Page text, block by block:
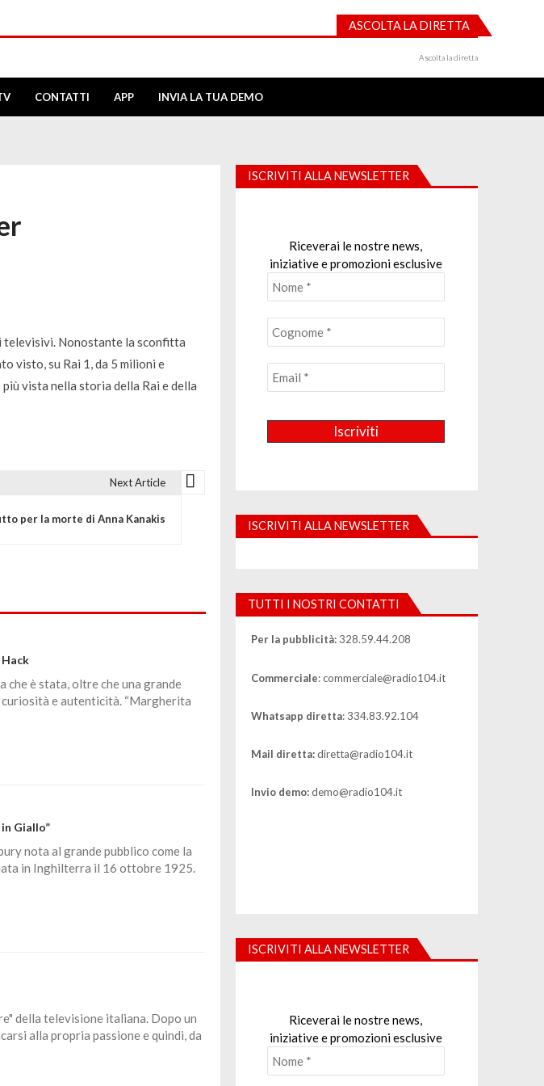
ASCOLTA LA DIRETTA
Ascolta la diretta
CONTATTI APP INVIA LA TUA DEMO
televisivi. Nonostante la sconfitta
visto, su Rai 1, da 5 milioni e
vista nella storia della Rai e della
Next Article
per la morte di Anna Kanakis
che è stata, oltre che una grande
e autenticità. “Margherita
Giallo”
nota al grande pubblico come la
in Inghilterra il 16 ottobre 1925.
della televisione italiana. Dopo un
alla propria passione e quindi, da
ISCRIVITI ALLA NEWSLETTER
Riceverai le nostre news,
iniziative e promozioni esclusive
ISCRIVITI ALLA NEWSLETTER
TUTTI I NOSTRI CONTATTI
Per la pubblicità:328.59.44.208
Commerciale: commerciale@radio104.it
Whatsapp diretta: 334.83.92.104
Mail diretta:diretta@radio104.it
Invio demo:demo@radio104.it
ISCRIVITI ALLA NEWSLETTER
Riceverai le nostre news,
iniziative e promozioni esclusive